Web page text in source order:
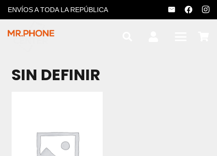
ENVÍOS A TODA LA REPÚBLICA
SIN DEFINIR